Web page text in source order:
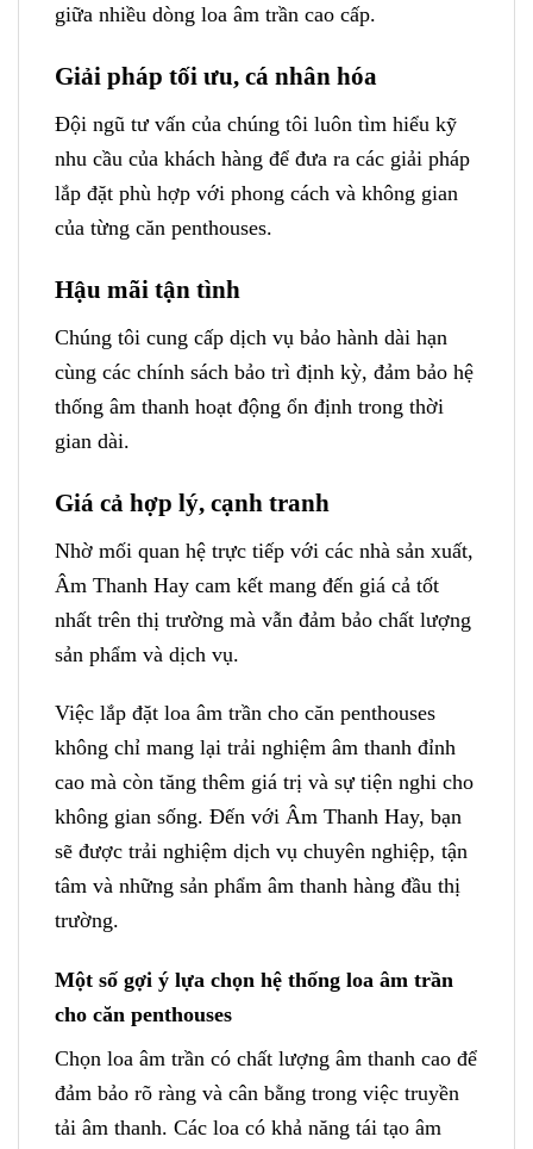
giữa nhiều dòng loa âm trần cao cấp.
Giải pháp tối ưu, cá nhân hóa
Đội ngũ tư vấn của chúng tôi luôn tìm hiểu kỹ
nhu cầu của khách hàng để đưa ra các giải pháp
lắp đặt phù hợp với phong cách và không gian
của từng căn penthouses.
Hậu mãi tận tình
Chúng tôi cung cấp dịch vụ bảo hành dài hạn
cùng các chính sách bảo trì định kỳ, đảm bảo hệ
thống âm thanh hoạt động ổn định trong thời
gian dài.
Giá cả hợp lý, cạnh tranh
Nhờ mối quan hệ trực tiếp với các nhà sản xuất,
Âm Thanh Hay cam kết mang đến giá cả tốt
nhất trên thị trường mà vẫn đảm bảo chất lượng
sản phẩm và dịch vụ.
Việc lắp đặt loa âm trần cho căn penthouses
không chỉ mang lại trải nghiệm âm thanh đỉnh
cao mà còn tăng thêm giá trị và sự tiện nghi cho
không gian sống. Đến với Âm Thanh Hay, bạn
sẽ được trải nghiệm dịch vụ chuyên nghiệp, tận
tâm và những sản phẩm âm thanh hàng đầu thị
trường.
Một số gợi ý lựa chọn hệ thống loa âm trần
cho căn penthouses
Chọn loa âm trần có chất lượng âm thanh cao để
đảm bảo rõ ràng và cân bằng trong việc truyền
tải âm thanh. Các loa có khả năng tái tạo âm